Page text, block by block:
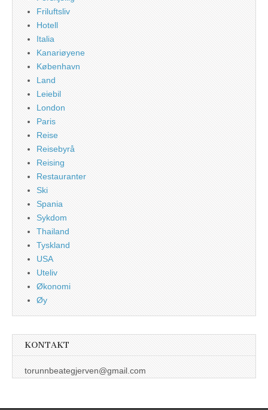
Friluftsliv
Hotell
Italia
Kanariøyene
København
Land
Leiebil
London
Paris
Reise
Reisebyrå
Reising
Restauranter
Ski
Spania
Sykdom
Thailand
Tyskland
USA
Uteliv
Økonomi
Øy
KONTAKT
torunnbeategjerven@gmail.com